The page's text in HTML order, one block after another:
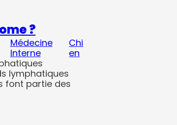
?
Médecine
Interne
Chi
en
lymphatiques
font partie des